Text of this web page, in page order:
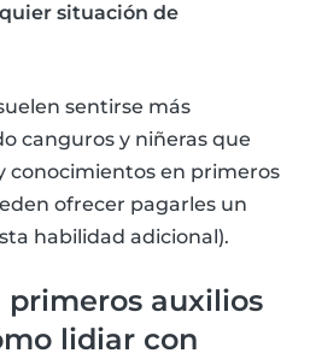
situación de
sentirse más
canguros y niñeras que
conocimientos en primeros
ofrecer pagarles un
habilidad adicional).
primeros auxilios
lidiar con